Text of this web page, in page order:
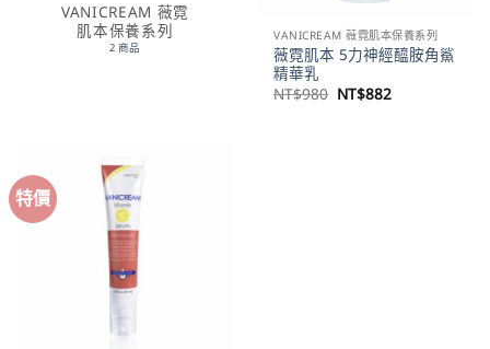
VANICREAM 薇霓
肌本保養系列
2 商品
VANICREAM 薇霓肌本保養系列
薇霓肌本 5力神經醯胺角鯊
精華乳
NT$980 原
始
NT$882目
前
特價